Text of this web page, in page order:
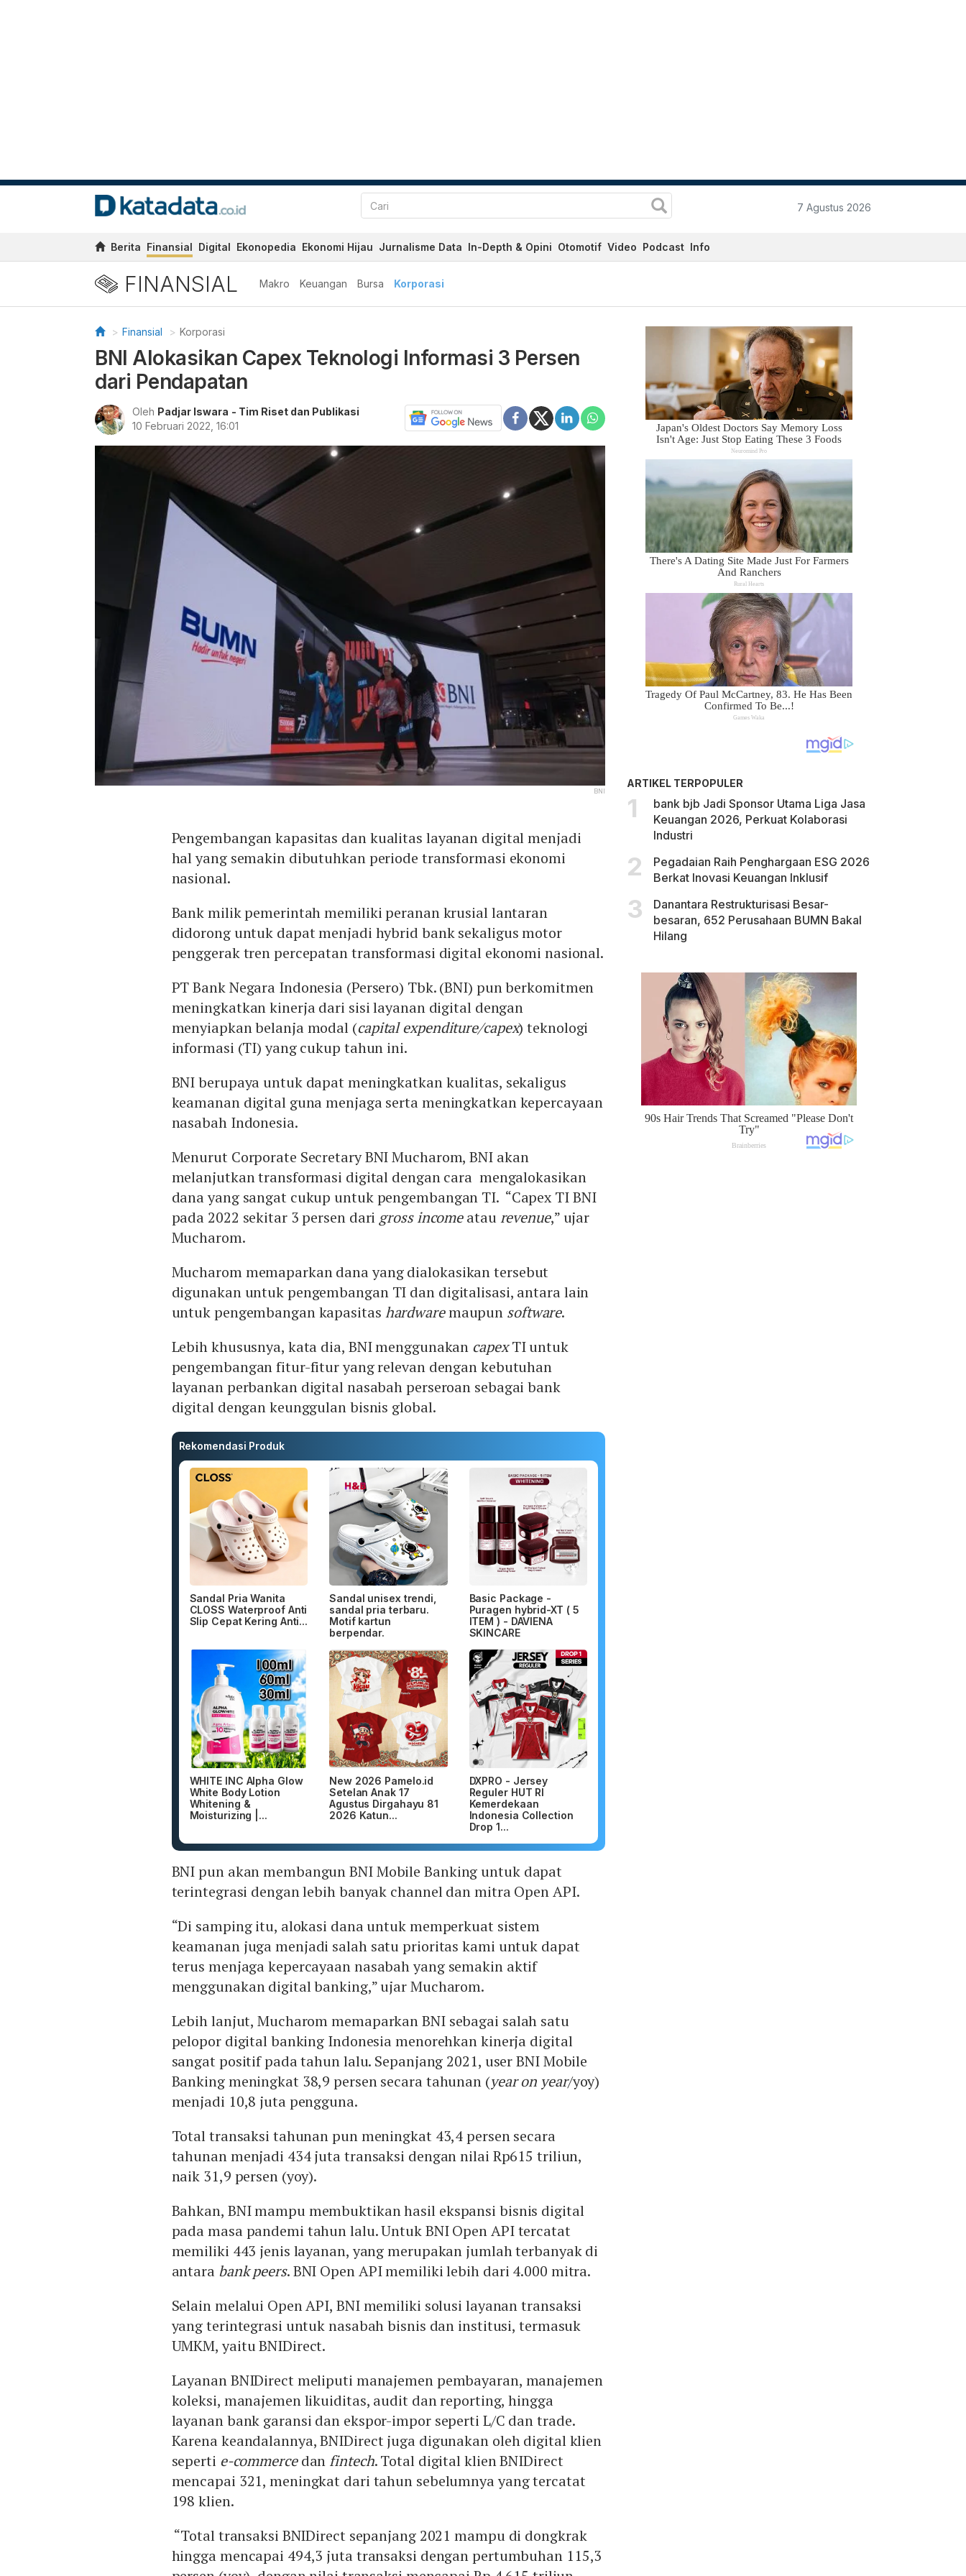
7 Agustus 2026
Berita Finansial Digital Ekonopedia Ekonomi Hijau Jurnalisme Data In-Depth & Opini Otomotif Video Podcast Info
FINANSIAL Makro Keuangan Bursa Korporasi
Finansial Korporasi
BNI Alokasikan Capex Teknologi Informasi 3 Persen
dari Pendapatan
Oleh Padjar Iswara - Tim Riset dan Publikasi
10 Februari 2022, 16:01
BNI
Pengembangan kapasitas dan kualitas layanan digital menjadi
hal yang semakin dibutuhkan periode transformasi ekonomi
nasional.
Bank milik pemerintah memiliki peranan krusial lantaran
didorong untuk dapat menjadi hybrid bank sekaligus motor
penggerak tren percepatan transformasi digital ekonomi nasional.
PT Bank Negara Indonesia (Persero) Tbk. (BNI) pun berkomitmen
meningkatkan kinerja dari sisi layanan digital dengan
menyiapkan belanja modal (capital expenditure/capex) teknologi
informasi (TI) yang cukup tahun ini.
BNI berupaya untuk dapat meningkatkan kualitas, sekaligus
keamanan digital guna menjaga serta meningkatkan kepercayaan
nasabah Indonesia.
Menurut Corporate Secretary BNI Mucharom, BNI akan
melanjutkan transformasi digital dengan cara mengalokasikan
dana yang sangat cukup untuk pengembangan TI. “Capex TI BNI
pada 2022 sekitar 3 persen dari gross incomeataurevenue,” ujar
Mucharom.
Mucharom memaparkan dana yang dialokasikan tersebut
digunakan untuk pengembangan TI dan digitalisasi, antara lain
untuk pengembangan kapasitas hardwaremaupun software.
Lebih khususnya, kata dia, BNI menggunakan capexTI untuk
pengembangan fitur-fitur yang relevan dengan kebutuhan
layanan perbankan digital nasabah perseroan sebagai bank
digital dengan keunggulan bisnis global.
Rekomendasi Produk
Sandal Pria Wanita
CLOSS Waterproof Anti
Slip Cepat Kering Anti...
Sandal unisex trendi,
sandal pria terbaru.
Motif kartun
berpendar.
Basic Package -
Puragen hybrid-XT ( 5
ITEM ) - DAVIENA
SKINCARE
WHITE INC Alpha Glow
White Body Lotion
Whitening &
Moisturizing |...
New 2026 Pamelo.id
Setelan Anak 17
Agustus Dirgahayu 81
2026 Katun...
DXPRO - Jersey
Reguler HUT RI
Kemerdekaan
Indonesia Collection
Drop 1...
BNI pun akan membangun BNI Mobile Banking untuk dapat
terintegrasi dengan lebih banyak channel dan mitra Open API.
“Di samping itu, alokasi dana untuk memperkuat sistem
keamanan juga menjadi salah satu prioritas kami untuk dapat
terus menjaga kepercayaan nasabah yang semakin aktif
menggunakan digital banking,” ujar Mucharom.
Lebih lanjut, Mucharom memaparkan BNI sebagai salah satu
pelopor digital banking Indonesia menorehkan kinerja digital
sangat positif pada tahun lalu. Sepanjang 2021, user BNI Mobile
Banking meningkat 38,9 persen secara tahunan (year on year/yoy)
menjadi 10,8 juta pengguna.
Total transaksi tahunan pun meningkat 43,4 persen secara
tahunan menjadi 434 juta transaksi dengan nilai Rp615 triliun,
naik 31,9 persen (yoy).
Bahkan, BNI mampu membuktikan hasil ekspansi bisnis digital
pada masa pandemi tahun lalu. Untuk BNI Open API tercatat
memiliki 443 jenis layanan, yang merupakan jumlah terbanyak di
antara bank peers. BNI Open API memiliki lebih dari 4.000 mitra.
Selain melalui Open API, BNI memiliki solusi layanan transaksi
yang terintegrasi untuk nasabah bisnis dan institusi, termasuk
UMKM, yaitu BNIDirect.
Layanan BNIDirect meliputi manajemen pembayaran, manajemen
koleksi, manajemen likuiditas, audit dan reporting, hingga
layanan bank garansi dan ekspor-impor seperti L/C dan trade.
Karena keandalannya, BNIDirect juga digunakan oleh digital klien
seperti e-commercedan fintech. Total digital klien BNIDirect
mencapai 321, meningkat dari tahun sebelumnya yang tercatat
198 klien.
“Total transaksi BNIDirect sepanjang 2021 mampu di dongkrak
hingga mencapai 494,3 juta transaksi dengan pertumbuhan 115,3
ARTIKEL TERPOPULER
bank bjb Jadi Sponsor Utama Liga Jasa
Keuangan 2026, Perkuat Kolaborasi
Industri
Pegadaian Raih Penghargaan ESG 2026
Berkat Inovasi Keuangan Inklusif
Danantara Restrukturisasi Besar-
besaran, 652 Perusahaan BUMN Bakal
Hilang